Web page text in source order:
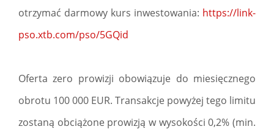
otrzymać darmowy kurs inwestowania: https://link-
pso.xtb.com/pso/5GQid
Oferta zero prowizji obowiązuje do miesięcznego
obrotu 100 000 EUR. Transakcje powyżej tego limitu
zostaną obciążone prowizją w wysokości 0,2% (min.